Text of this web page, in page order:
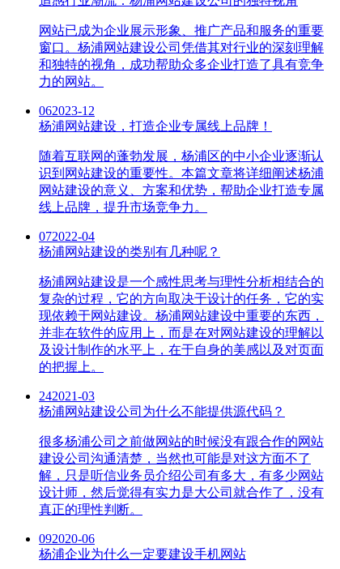
网站已成为企业展示形象、推广产品和服务的重要
窗口。杨浦网站建设公司凭借其对行业的深刻理解
和独特的视角，成功帮助众多企业打造了具有竞争
力的网站。
062023-12
杨浦网站建设，打造企业专属线上品牌！
随着互联网的蓬勃发展，杨浦区的中小企业逐渐认
识到网站建设的重要性。本篇文章将详细阐述杨浦
网站建设的意义、方案和优势，帮助企业打造专属
线上品牌，提升市场竞争力。
072022-04
杨浦网站建设的类别有几种呢？
杨浦网站建设是一个感性思考与理性分析相结合的
复杂的过程，它的方向取决于设计的任务，它的实
现依赖于网站建设。杨浦网站建设中重要的东西，
并非在软件的应用上，而是在对网站建设的理解以
及设计制作的水平上，在于自身的美感以及对页面
的把握上。
242021-03
杨浦网站建设公司为什么不能提供源代码？
很多杨浦公司之前做网站的时候没有跟合作的网站
建设公司沟通清楚，当然也可能是对这方面不了
解，只是听信业务员介绍公司有多大，有多少网站
设计师，然后觉得有实力是大公司就合作了，没有
真正的理性判断。
092020-06
杨浦企业为什么一定要建设手机网站